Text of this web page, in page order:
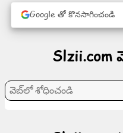
వినోదం
వార్తలు
Google తో కొనసాగించండి